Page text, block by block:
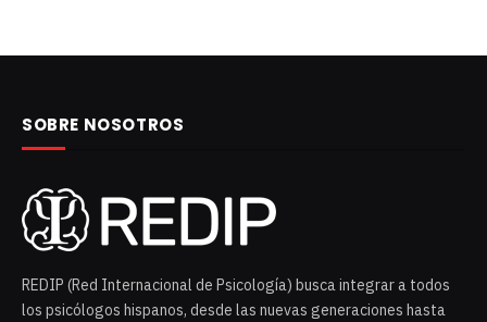
SOBRE NOSOTROS
REDIP (Red Internacional de Psicología) busca integrar a todos
los psicólogos hispanos, desde las nuevas generaciones hasta